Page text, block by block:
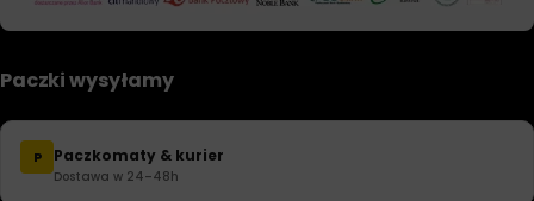
Paczki wysyłamy
P Paczkomaty & kurier
Dostawa w 24–48h